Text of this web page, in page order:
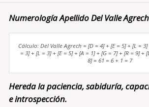
Numerología Apellido Del Valle Agrech
Cálculo: Del Valle Agrech = [D = 4] + [E = 5] + [L = 3]
= 3] + [L = 3] + [E = 5] + [A = 1] + [G = 7] + [R = 9] +
8] = 61 = 6 + 1 = 7
Hereda la paciencia, sabiduría,
e introspección.